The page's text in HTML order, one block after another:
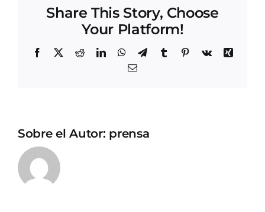
Share This Story, Choose
Your Platform!
Facebook
X RedditLinkedInWhatsApp
TelegramTumblrPinterest
Vk
Xing
Correo
Sobre el Autor: prensa